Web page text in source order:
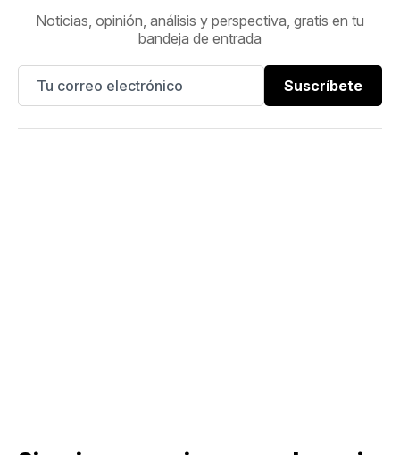
Noticias, opinión, análisis y perspectiva, gratis en tu
bandeja de entrada
Suscríbete